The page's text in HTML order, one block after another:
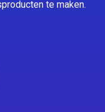
te maken.